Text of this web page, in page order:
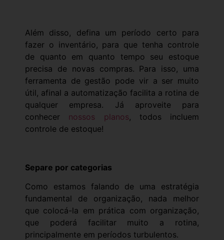
Além disso, defina um período certo para
fazer o inventário, para que tenha controle
de quanto em quanto tempo seu estoque
precisa de novas compras. Para isso, uma
ferramenta de gestão pode vir a ser muito
útil, afinal a automatização facilita a rotina de
qualquer empresa. Já aproveite para
conhecer nossos planos, todos incluem
controle de estoque!
Separe por categorias
Como estamos falando de uma estratégia
fundamental de organização, nada melhor
que colocá-la em prática com organização,
que poderá facilitar muito a rotina,
principalmente em períodos turbulentos.